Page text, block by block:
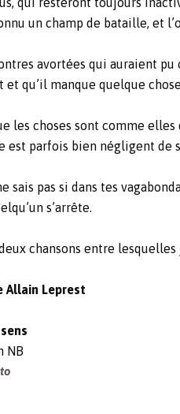
un champ de bataille, et
avortées qui auraient pu
et qu’il manque quelque
les choses sont comme
est parfois bien négligent de
sais pas si dans tes
s’arrête.
chansons entre lesquelles
Allain Leprest